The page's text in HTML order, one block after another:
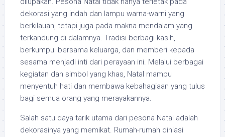
dekorasi yang indah dan lampu warna-warni yang
berkilauan, tetapi juga pada makna mendalam yang
terkandung di dalamnya. Tradisi berbagi kasih,
berkumpul bersama keluarga, dan memberi kepada
sesama menjadi inti dari perayaan ini. Melalui berbagai
kegiatan dan simbol yang khas, Natal mampu
menyentuh hati dan membawa kebahagiaan yang tulus
bagi semua orang yang merayakannya.
Salah satu daya tarik utama dari pesona Natal adalah
dekorasinya yang memikat. Rumah-rumah dihiasi